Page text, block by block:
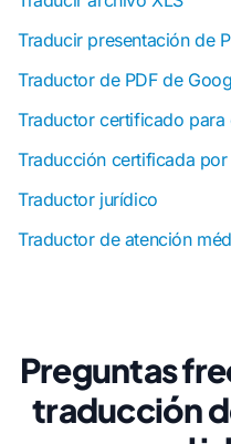
Traducir presentación de
Traductor de PDF de
Traductor certificado
Traducción certificada por
Traductor jurídico
Traductor de atención
Preguntas
traducción